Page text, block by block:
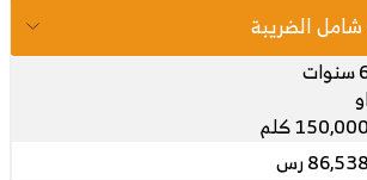
الضريبة
150,000 كلم
86,538 رس